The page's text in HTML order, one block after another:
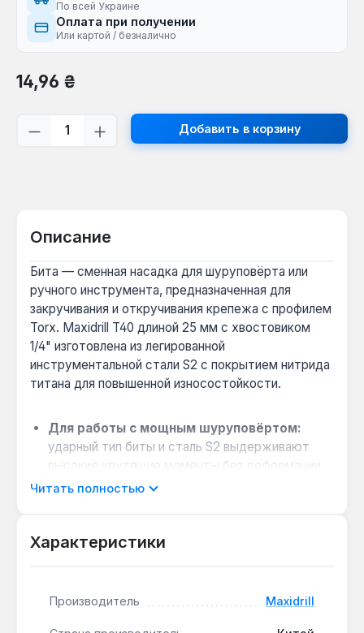
По всей Украине
Оплата при получении
Или картой / безналично
Обычная цена:
14,96 ₴
Количество продукта: введите
Добавить в корзину
Описание
Бита — сменная насадка для шуруповёрта или
ручного инструмента, предназначенная для
закручивания и откручивания крепежа с профилем
Torx. Maxidrill T40 длиной 25 мм с хвостовиком
1/4" изготовлена из легированной
инструментальной стали S2 с покрытием нитрида
титана для повышенной износостойкости.
Для работы с мощным шуруповёртом:
ударный тип биты и сталь S2 выдерживают
высокие крутящие моменты без деформации,
что подходит для затяжки крепежа в
упаковка содержит 10 одинаковых бит T40, что
насадки.
Читать полностью
Характеристики
Производитель Maxidrill